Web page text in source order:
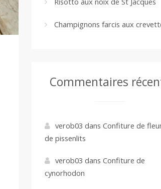
Champignons farcis aux
Commentaires
verob03 dans Confiture de
de pissenlits
verob03 dans Confiture de
cynorhodon